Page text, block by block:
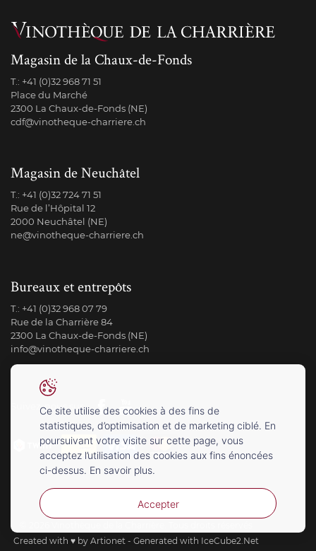
Magasin de la Chaux-de-Fonds
T.: +41 (0)32 968 71 51
Place du Marché
2300 La Chaux-de-Fonds (NE)
cdf@vinotheque-charriere.ch
Magasin de Neuchâtel
T.: +41 (0)32 724 71 51
Rue de l’Hôpital 12
2000 Neuchâtel (NE)
ne@vinotheque-charriere.ch
Bureaux et entrepôts
T.: +41 (0)32 968 07 79
Rue de la Charrière 84
2300 La Chaux-de-Fonds (NE)
info@vinotheque-charriere.ch
Suivez-nous sur
Created with♥ by Artionet -Generated with IceCube2.Net
Ce site utilise des cookies à des fins de
statistiques, d’optimisation et de marketing ciblé. En
poursuivant votre visite sur cette page, vous
acceptez l’utilisation des cookies aux fins énoncées
ci-dessus. En savoir plus.
Accepter